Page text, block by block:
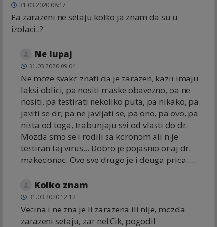
31.03.2020 08:17
Pa zarazeni ne setaju kolko ja znam da su u
izolaci..?
Ne lupaj
31.03.2020 09:04
Ne moze svako znati da je zarazen, kazu imaju
laksi oblici, pa nositi maske obavezno, pa ne
nositi, pa testirati nekoliko puta, pa nikako, pa
javiti se dr, pa ne javljati se, pa ono, pa ovo, pa
nista od toga, trabunjaju svi od vlasti do dr.
Mozda smo se i rodili sa koronom ali nije
testiran taj virus... Dobro je pojasnio onaj dr.
makedonac. Ovo sve drugo je i deuga prica.....
Kolko znam
31.03.2020 12:12
Vecina i ne zna je li zarazena ili nije, mozda
zarazeni setaju, zar ne! Cik, pogodi!